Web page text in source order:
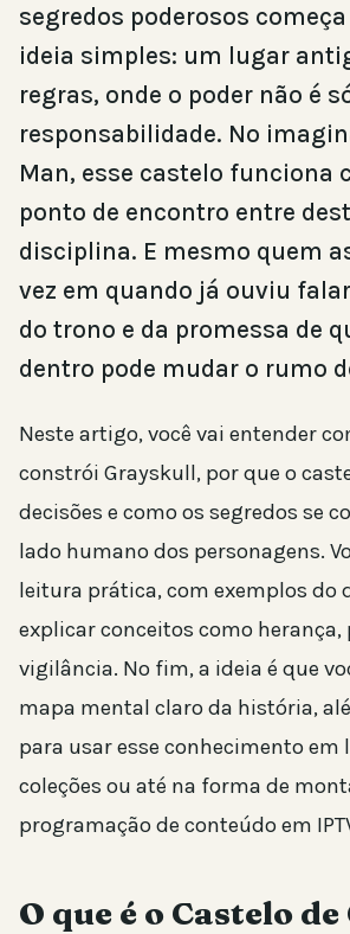
segredos poderosos
ideia simples: um lugar
regras, onde o poder não é
responsabilidade. No
Man, esse castelo funciona
ponto de encontro entre
disciplina. E mesmo quem
vez em quando já ouviu
do trono e da promessa de
dentro pode mudar o rumo
Neste artigo, você vai entender
constrói Grayskull, por que o
decisões e como os segredos se
lado humano dos personagens.
leitura prática, com exemplos do
explicar conceitos como herança,
vigilância. No fim, a ideia é que
mapa mental claro da história,
para usar esse conhecimento em
coleções ou até na forma de
programação de conteúdo em
O que é o Castelo